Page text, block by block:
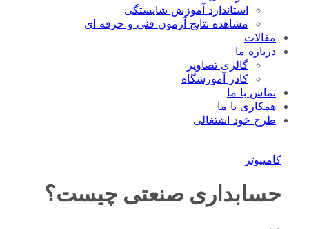
استاندارد آموزش شایستگی
مشاهده نتایج آزمون فنی و حرفه ای
مقالات
درباره ما
گالری تصاویر
کادر آموزشگاه
تماس با ما
همکاری با ما
طرح خود اشتغالی
کامپیوتر
حسابداری صنعتی چیست؟